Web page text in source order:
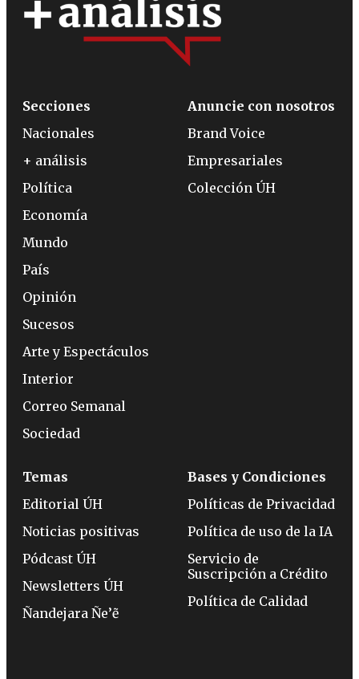
Secciones
Nacionales
+ análisis
Política
Economía
Mundo
País
Opinión
Sucesos
Arte y Espectáculos
Interior
Correo Semanal
Sociedad
Anuncie con nosotros
Brand Voice
Empresariales
Colección ÚH
Temas
Editorial ÚH
Noticias positivas
Pódcast ÚH
Newsletters ÚH
Ñandejara Ñe’ẽ
Bases y Condiciones
Políticas de Privacidad
Política de uso de la IA
Servicio de
Suscripción a Crédito
Política de Calidad